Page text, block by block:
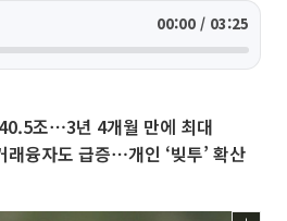
00:00 / 03:25
조⋯3년 4개월 만에 최대
래융자도 급증⋯개인 ‘빚투’ 확산